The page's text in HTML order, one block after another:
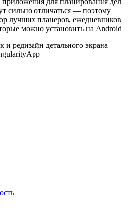
сильно отличаться — поэтому
лучших планеров, ежедневников
можно установить на Android
редизайн детального экрана